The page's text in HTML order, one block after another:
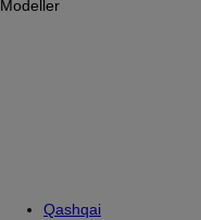
Modeller
Qashqai